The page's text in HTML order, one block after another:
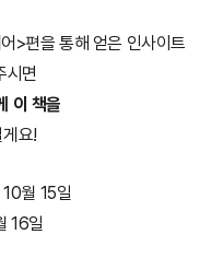
>편을 통해 얻은 인사이트
시면
이 책을
요!
월 15일
16일